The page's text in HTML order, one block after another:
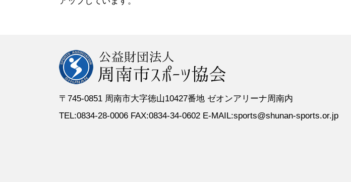
〒745-0851 周南市大字徳山10427番地 ゼオンアリーナ周南内
TEL:0834-28-0006 FAX:0834-34-0602 E-MAIL:sports@shunan-sports.or.jp